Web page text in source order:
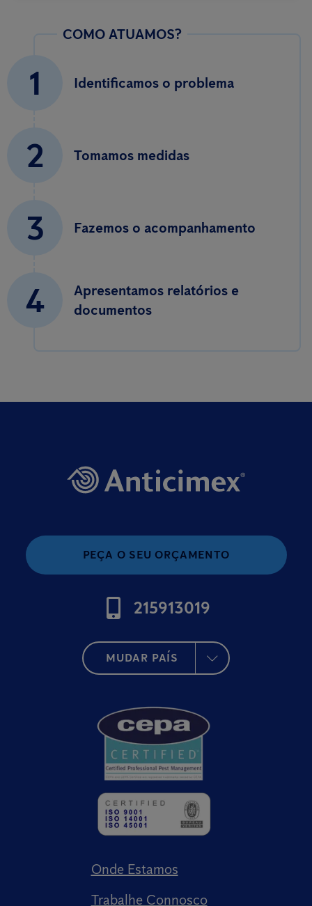
COMO ATUAMOS?
1 Identificamos o problema
2 Tomamos medidas
3 Fazemos o acompanhamento
4
Apresentamos relatórios e
documentos
PEÇA O SEU ORÇAMENTO
215913019
MUDAR PAÍS
Onde Estamos
Trabalhe Connosco